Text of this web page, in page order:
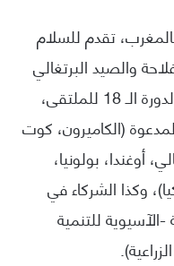
تقدم للسلام
والصيد البرتغالي
الذي تحل بلاده ضيف شرف على الدورة الـ 18 للملتقى،
(الكاميرون، كوت
أوغندا، بولونيا،
وكذا الشركاء في
الآسيوية للتنمية